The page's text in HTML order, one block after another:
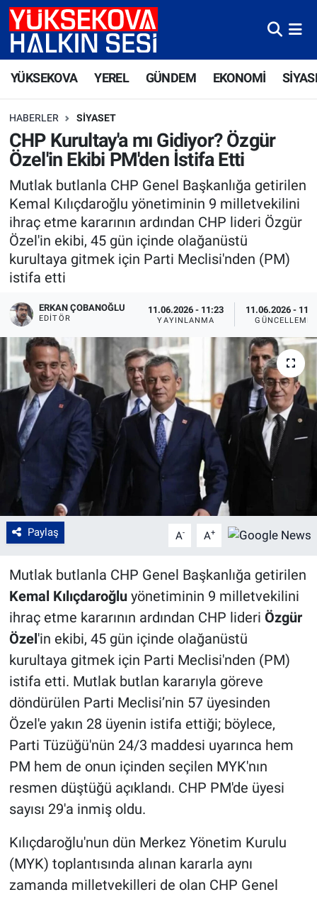
YÜKSEKOVA YEREL GÜNDEM EKONOMİ
HABERLER SIYASET
CHP Kurultay'a mı Gidiyor? Özgür
Özel'in Ekibi PM'den İstifa Etti
Mutlak butlanla CHP Genel Başkanlığa getirilen
Kemal Kılıçdaroğlu yönetiminin 9 milletvekilini
ihraç etme kararının ardından CHP lideri Özgür
Özel'in ekibi, 45 gün içinde olağanüstü
kurultaya gitmek için Parti Meclisi'nden (PM)
istifa etti
ERKAN ÇOBANOĞLU
EDITÖR
11.06.2026 - 11:23
YAYINLANMA
11.06.2026 -
GÜNCELLEME
Paylaş A- A+
Mutlak butlanla CHP Genel Başkanlığa getirilen
Kemal Kılıçdaroğluyönetiminin 9 milletvekilini
ihraç etme kararının ardından CHP lideri Özgür
Özel 'in ekibi, 45 gün içinde olağanüstü
kurultaya gitmek için Parti Meclisi'nden (PM)
istifa etti. Mutlak butlan kararıyla göreve
döndürülen Parti Meclisi’nin 57 üyesinden
Özel'e yakın 28 üyenin istifa ettiği; böylece,
Parti Tüzüğü'nün 24/3 maddesi uyarınca hem
PM hem de onun içinden seçilen MYK'nın
resmen düştüğü açıklandı. CHP PM'de üyesi
sayısı 29'a inmiş oldu.
Kılıçdaroğlu'nun dün Merkez Yönetim Kurulu
(MYK) toplantısında alınan kararla aynı
zamanda milletvekilleri de olan CHP Genel
Yüksekova Nöbetçi Eczaneler
Yüksekova Trafik Yoğunluk Haritası
Süper Lig Puan Durumu ve Fikstür
Tüm Manşetler
Son Dakika Haberleri
Haber Arşivi